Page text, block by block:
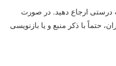
درستی ارجاع دهید. در صورت
حتماً با ذکر منبع و یا بازنویسی